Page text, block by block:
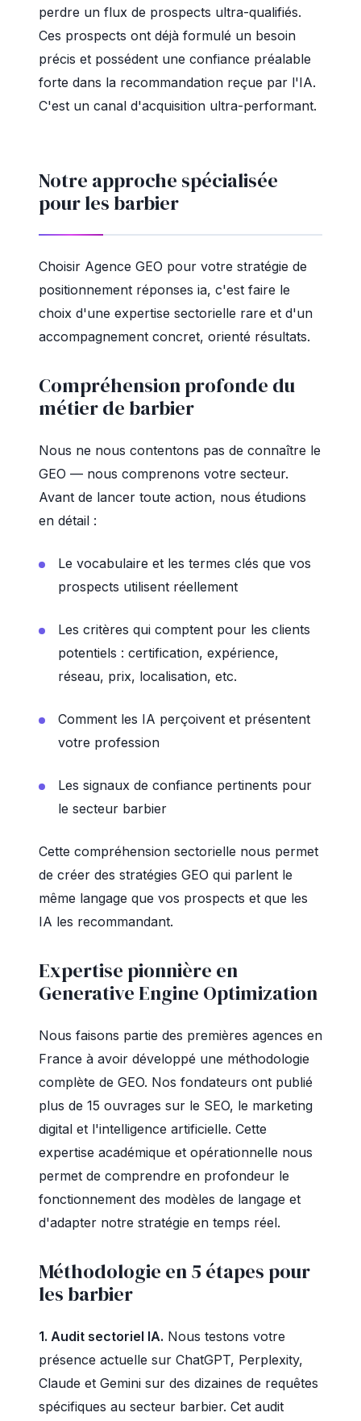
perdre un flux de prospects ultra-qualifiés.
Ces prospects ont déjà formulé un besoin
précis et possédent une confiance préalable
forte dans la recommandation reçue par l'IA.
C'est un canal d'acquisition ultra-performant.
Notre approche spécialisée
pour les barbier
Choisir Agence GEO pour votre stratégie de
positionnement réponses ia, c'est faire le
choix d'une expertise sectorielle rare et d'un
accompagnement concret, orienté résultats.
Compréhension profonde du
métier de barbier
Nous ne nous contentons pas de connaître le
GEO — nous comprenons votre secteur.
Avant de lancer toute action, nous étudions
en détail :
Le vocabulaire et les termes clés que vos
prospects utilisent réellement
Les critères qui comptent pour les clients
potentiels : certification, expérience,
réseau, prix, localisation, etc.
Comment les IA perçoivent et présentent
votre profession
Les signaux de confiance pertinents pour
le secteur barbier
Cette compréhension sectorielle nous permet
de créer des stratégies GEO qui parlent le
même langage que vos prospects et que les
IA les recommandant.
Expertise pionnière en
Generative Engine Optimization
Nous faisons partie des premières agences en
France à avoir développé une méthodologie
complète de GEO. Nos fondateurs ont publié
plus de 15 ouvrages sur le SEO, le marketing
digital et l'intelligence artificielle. Cette
expertise académique et opérationnelle nous
permet de comprendre en profondeur le
fonctionnement des modèles de langage et
d'adapter notre stratégie en temps réel.
Méthodologie en 5 étapes pour
les barbier
1. Audit sectoriel IA. Nous testons votre
présence actuelle sur ChatGPT, Perplexity,
Claude et Gemini sur des dizaines de requêtes
spécifiques au secteur barbier. Cet audit